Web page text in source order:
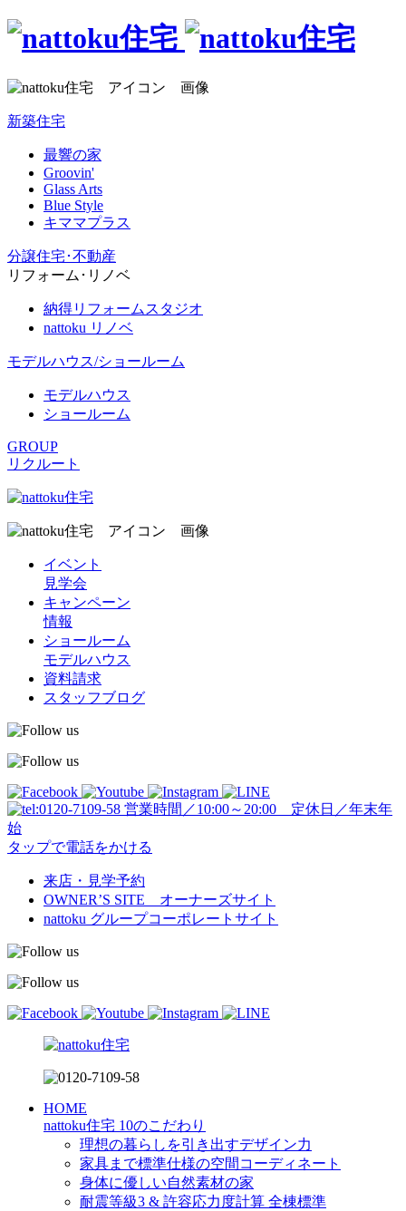
新築住宅
最響の家
Groovin'
Glass Arts
Blue Style
キママプラス
分譲住宅･不動産
リフォーム･リノベ
納得リフォームスタジオ
nattoku リノベ
モデルハウス/ショールーム
モデルハウス
ショールーム
GROUP
リクルート
イベント
見学会
キャンペーン
情報
ショールーム
モデルハウス
資料請求
スタッフブログ
営業時間／10:00～20:00 定休日／年末年
始
タップで電話をかける
来店・見学予約
OWNER’S SITE オーナーズサイト
nattoku グループコーポレートサイト
HOME
nattoku住宅 10のこだわり
理想の暮らしを引き出すデザイン力
家具まで標準仕様の空間コーディネート
身体に優しい自然素材の家
耐震等級3 & 許容応力度計算 全棟標準